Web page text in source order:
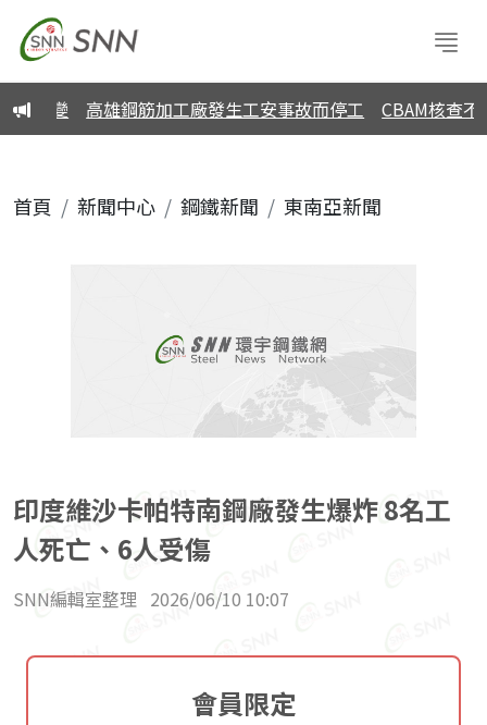
變 高雄鋼筋加工廠發生工安事故而停工 CBAM核查不
首頁 新聞中心 鋼鐵新聞 東南亞新聞
印度維沙卡帕特南鋼廠發生爆炸 8名工
人死亡、6人受傷
SNN編輯室整理 2026/06/10 10:07
會員限定